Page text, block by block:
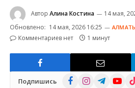
Автор Алина Костина
14 мая,
Обновлено: 14 мая, 2026 16:25
Комментариев нет 1 минут
Подпишись FacebookInstagramTelegram